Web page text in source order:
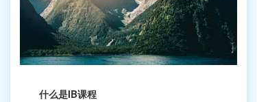
什么是IB课程